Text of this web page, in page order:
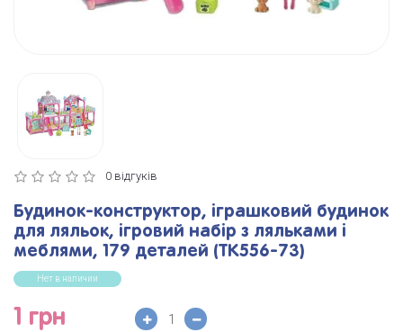
0 відгуків
Будинок-конструктор, іграшковий будинок
для ляльок, ігровий набір з ляльками і
меблями, 179 деталей (TK556-73)
Нет в наличии
1 грн